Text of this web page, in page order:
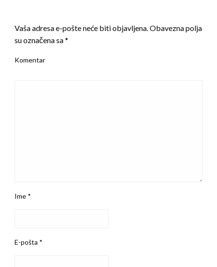
Vaša adresa e-pošte neće biti objavljena.Obavezna polja
su označena sa*
Komentar
Ime *
E-pošta *